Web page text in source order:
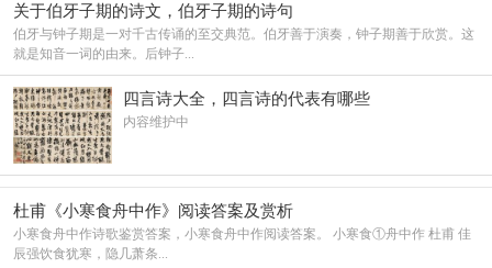
关于伯牙子期的诗文，伯牙子期的诗句
伯牙与钟子期是一对千古传诵的至交典范。伯牙善于演奏，钟子期善于欣赏。这
就是知音一词的由来。后钟子...
四言诗大全，四言诗的代表有哪些
内容维护中
杜甫《小寒食舟中作》阅读答案及赏析
小寒食舟中作诗歌鉴赏答案，小寒食舟中作阅读答案。 小寒食①舟中作 杜甫 佳
辰强饮食犹寒，隐几萧条...